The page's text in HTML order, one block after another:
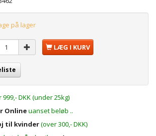
på lager
LÆG I KURV
DKK (under 25kg)
Onlineuanset beløb ..
til kvinder(over 300,- DKK)